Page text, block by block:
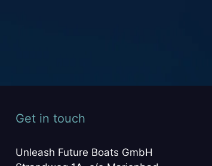
Get in touch
Unleash Future Boats GmbH